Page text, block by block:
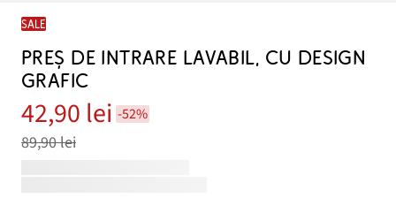
SALE
PREȘ DE INTRARE LAVABIL, CU DESIGN
GRAFIC
42,90 lei -52%
89,90 lei